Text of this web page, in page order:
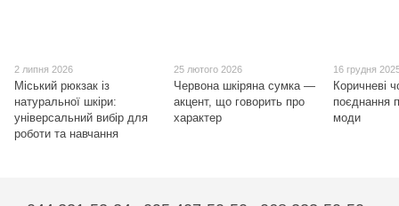
2 липня 2026
Міський рюкзак із
натуральної шкіри:
універсальний вибір для
роботи та навчання
25 лютого 2026
Червона шкіряна сумка —
акцент, що говорить про
характер
16 грудня
Коричневі
поєднання
моди